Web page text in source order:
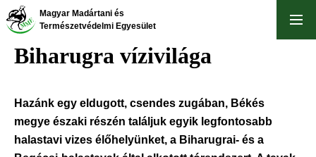
Ugrás
tartalomra
Magyar Madártani és
Természetvédelmi Egyesület
Biharugra vízivilága
Hazánk egy eldugott, csendes zugában, Békés
megye északi részén találjuk egyik legfontosabb
halastavi vizes élőhelyünket, a Biharugrai- és a